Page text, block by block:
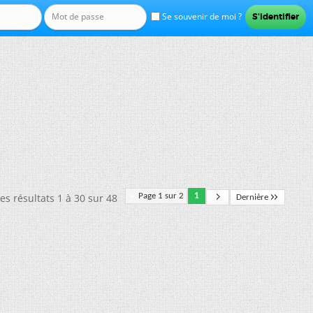
Se souvenir de moi ?
Page 1 sur 2 1 Dernière
résultats 1 à 30 sur 48